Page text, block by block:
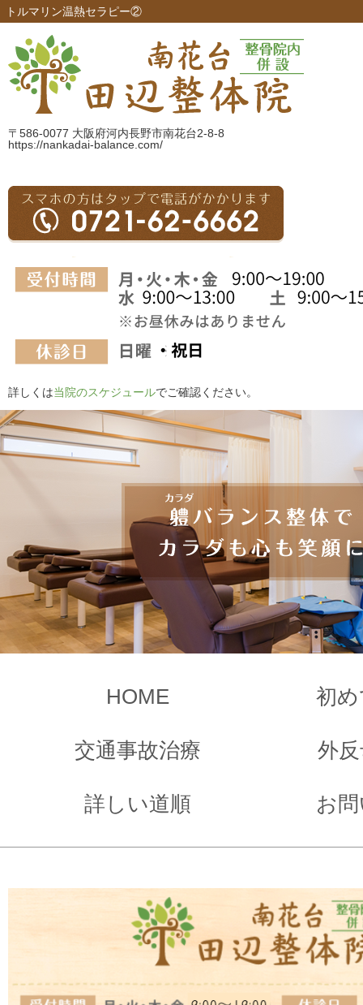
トルマリン温熱セラピー②
〒586-0077 大阪府河内長野市南花台2-8-8
https://nankadai-balance.com/
詳しくは当院のスケジュールでご確認ください。
HOME 初
交通事故治療 外
詳しい道順 お